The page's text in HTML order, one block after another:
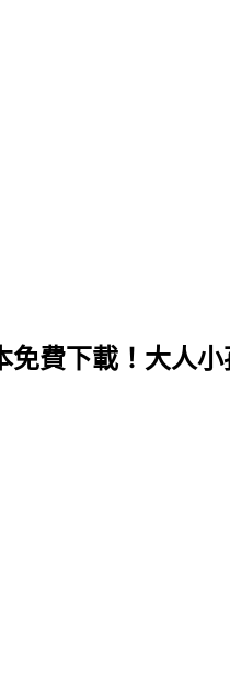
免費下載！大人